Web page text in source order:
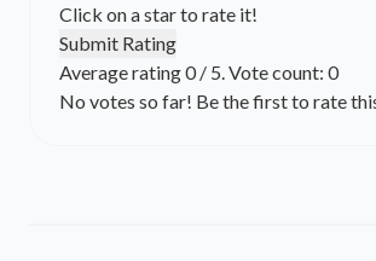
Click on a star to rate it!
Submit Rating
Average rating0/ 5. Vote count: 0
No votes so far! Be the first to rate